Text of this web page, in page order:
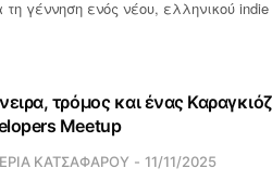
γέννηση ενός νέου, ελληνικού
τρόμος και ένας
Meetup
ΚΑΤΣΑΦΑΡΟΥ 11/11/2025